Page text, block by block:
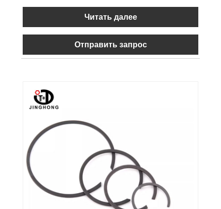
Читать далее
Отправить запрос